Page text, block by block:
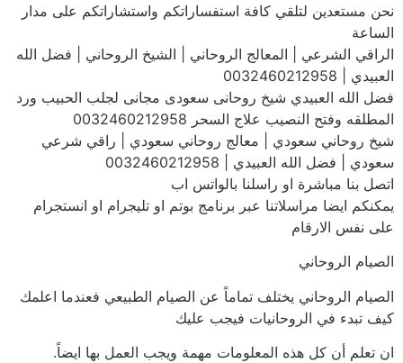
نحن مستعدين لتلقي كافة استفساراتكم واستشاراتكم على مدار
الساعة
الراقي الشرعي | المعالج الروحاني | الشيخ الروحاني | فضل الله
العبيدي | 0032460212958
فضل الله العبيدي شيخ روحانى سعودى مجانى لجلب الحبيب ورد
المطلقه وفتح النصيب علاج السحر 0032460212958
شيخ روحاني سعودي | معالج روحاني سعودي | راقي شرعي
سعودي | فضل الله العبيدي | 0032460212958
اتصل بنا مباشرة او راسلنا بالواتس اب
يمكنكم ايضا مراسلاتنا عبر برنامج بوتم او تليجرام او انستجرام
على نفس الارقام
الصيام الروحاني
الصيام الروحاني يختلف تماماً عن الصيام الطبيعي فعندما اعلمك
كيف تبدء في الروحانيات فيجب عليك
ان تعلم أن كل هذه المعلومات مهمة ويجب العمل بها ايضاً.